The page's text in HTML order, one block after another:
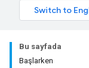
Bu sayfada
Başlarken